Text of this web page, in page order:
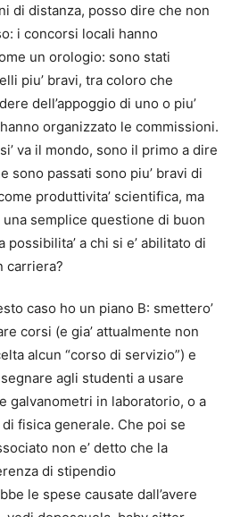
di distanza, posso dire che non
i concorsi locali hanno
un orologio: sono stati
piu’ bravi, tra coloro che
dell’appoggio di uno o piu’
organizzato le commissioni.
va il mondo, sono il primo a dire
sono passati sono piu’ bravi di
produttivita’ scientifica, ma
semplice questione di buon
possibilita’ a chi si e’ abilitato di
carriera?
caso ho un piano B: smettero’
corsi (e gia’ attualmente non
alcun “corso di servizio”) e
agli studenti a usare
galvanometri in laboratorio, o a
fisica generale. Che poi se
non e’ detto che la
di stipendio
le spese causate dall’avere